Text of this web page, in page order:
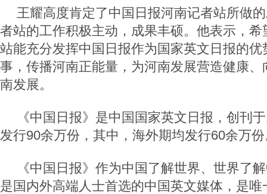
王耀高度肯定了中国日报河南记者站所做
者站的工作积极主动，成果丰硕。他表示，
站能充分发挥中国日报作为国家英文日报的
事，传播河南正能量，为河南发展营造健康
南发展。
《中国日报》是中国国家英文日报，创刊
发行90余万份，其中，海外期均发行60余万
《中国日报》作为中国了解世界、世界了
是国内外高端人士首选的中国英文媒体，是